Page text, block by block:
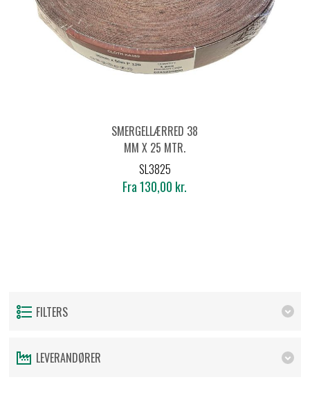
SMERGELLÆRRED 38
MM X 25 MTR.
SL3825
Fra 130,00 kr.
FILTERS
LEVERANDØRER